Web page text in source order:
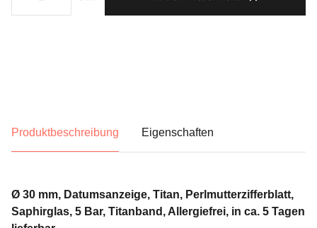
Produktbeschreibung Eigenschaften
Ø 30 mm, Datumsanzeige, Titan, Perlmutterzifferblatt,
Saphirglas, 5 Bar, Titanband, Allergiefrei, in ca. 5 Tagen